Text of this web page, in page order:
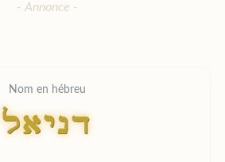
Nom en hébreu
laynd